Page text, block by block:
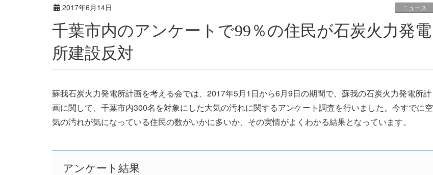
2017年6月14日 ニュース
千葉市内のアンケートで99％の住民が石炭火力発電
所建設反対
蘇我石炭火力発電所計画を考える会では、2017年5月1日から6月9日の期間で、蘇我の石炭火力発電所計
画に関して、千葉市内300名を対象にした大気の汚れに関するアンケート調査を行いました。今すでに空
気の汚れが気になっている住民の数がいかに多いか、その実情がよくわかる結果となっています。
アンケート結果